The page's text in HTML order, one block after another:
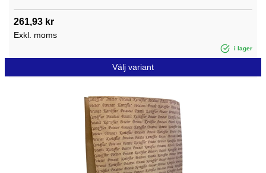
261,93 kr
Exkl. moms
i lager
Välj variant